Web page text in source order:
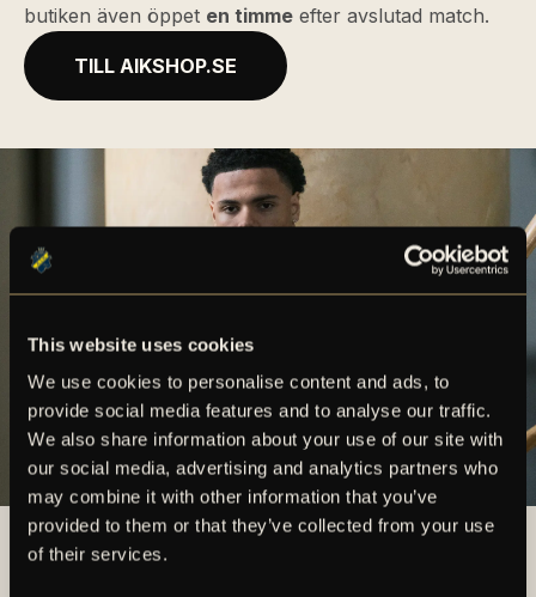
This website uses cookies
We use cookies to personalise content and ads, to
provide social media features and to analyse our traffic.
We also share information about your use of our site with
our social media, advertising and analytics partners who
may combine it with other information that you’ve
provided to them or that they’ve collected from your use
of their services.
butiken även öppet en timme efter avslutad match.
TILL AIKSHOP.SE
ÖVRIGA ÖPPETTIDER